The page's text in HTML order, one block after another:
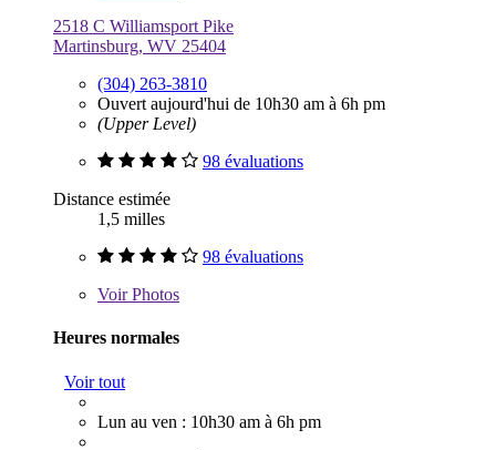
2518 C Williamsport Pike
Martinsburg, WV 25404
(304) 263-3810
Ouvert aujourd'hui de 10h30 am à 6h pm
(Upper Level)
98 évaluations
Distance estimée
1,5 milles
98 évaluations
VoirPhotos
Heures normales
Voir tout
Lun au ven : 10h30 am à 6h pm